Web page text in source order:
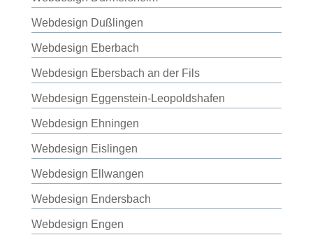
Webdesign Dußlingen
Webdesign Eberbach
Webdesign Ebersbach an der Fils
Webdesign Eggenstein-Leopoldshafen
Webdesign Ehningen
Webdesign Eislingen
Webdesign Ellwangen
Webdesign Endersbach
Webdesign Engen